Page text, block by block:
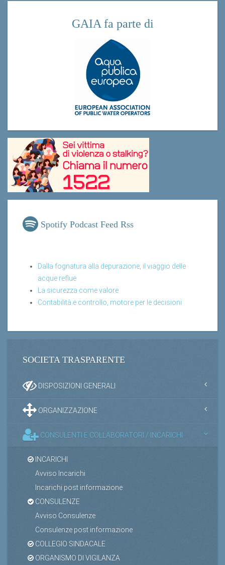
GAIA fa parte di
Spotify Podcast Feed Rss
Dalla fognatura alla depurazione, il viaggio delle
acque reflue
La sicurezza come valore
Contabilità e controllo, motore per le decisioni
SOCIETA TRASPARENTE
DISPOSIZIONI GENERALI
ORGANIZZAZIONE
CONSULENTI E COLLABORATORI / INCARICHI
INCARICHI
Avviso Incarichi
Incarichi post informazione
CONSULENZE
Avviso Consulenze
Consulenze post informazione
COLLEGIO SINDACALE
ORGANISMO DI VIGILANZA